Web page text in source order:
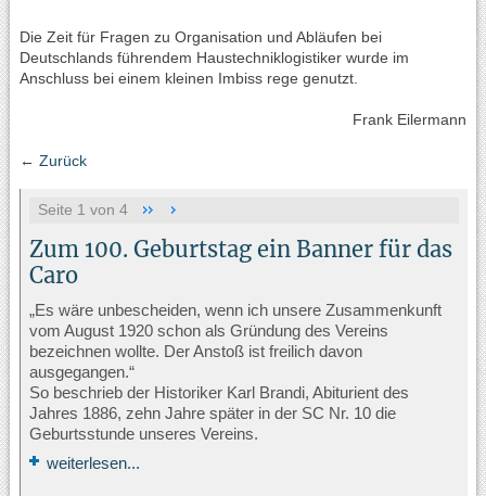
Die Zeit für Fragen zu Organisation und Abläufen bei
Deutschlands führendem Haustechniklogistiker wurde im
Anschluss bei einem kleinen Imbiss rege genutzt.
Frank Eilermann
← Zurück
Seite 1 von 4
Zum 100. Geburtstag ein Banner für das
Caro
„Es wäre unbescheiden, wenn ich unsere Zusammenkunft
vom August 1920 schon als Gründung des Vereins
bezeichnen wollte. Der Anstoß ist freilich davon
ausgegangen.“
So beschrieb der Historiker Karl Brandi, Abiturient des
Jahres 1886, zehn Jahre später in der SC Nr. 10 die
Geburtsstunde unseres Vereins.
weiterlesen...